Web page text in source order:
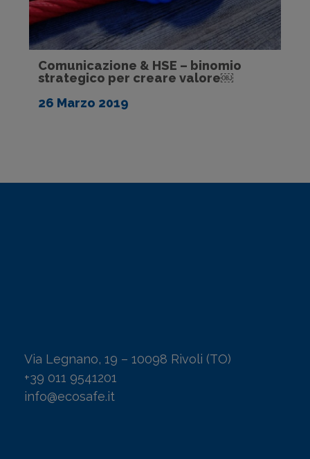
Comunicazione & HSE – binomio
strategico per creare valore￼
26 Marzo 2019
Via Legnano, 19 – 10098 Rivoli (TO)
+39 011 9541201
info@ecosafe.it